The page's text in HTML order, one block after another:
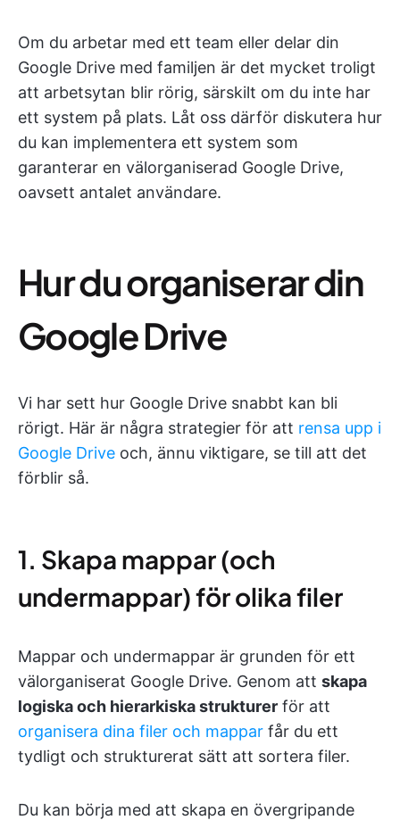
Om du arbetar med ett team eller delar din
Google Drive med familjen är det mycket troligt
att arbetsytan blir rörig, särskilt om du inte har
ett system på plats. Låt oss därför diskutera hur
du kan implementera ett system som
garanterar en välorganiserad Google Drive,
oavsett antalet användare.
Hur du organiserar din
Google Drive
Vi har sett hur Google Drive snabbt kan bli
rörigt. Här är några strategier för att rensa upp i
Google Drive och, ännu viktigare, se till att det
förblir så.
1. Skapa mappar (och
undermappar) för olika filer
Mappar och undermappar är grunden för ett
välorganiserat Google Drive. Genom att skapa
logiska och hierarkiska strukturer för att
organisera dina filer och mappar får du ett
tydligt och strukturerat sätt att sortera filer.
Du kan börja med att skapa en övergripande